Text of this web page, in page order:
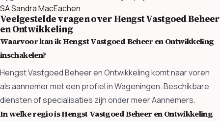
SASandra MacEachen
Veelgestelde vragen over Hengst Vastgoed Beheer
en Ontwikkeling
Waarvoor kan ik Hengst Vastgoed Beheer en Ontwikkeling
inschakelen?
Hengst Vastgoed Beheer en Ontwikkeling komt naar voren
als aannemer met een profiel in Wageningen. Beschikbare
diensten of specialisaties zijn onder meer Aannemers.
In welke regio is Hengst Vastgoed Beheer en Ontwikkeling